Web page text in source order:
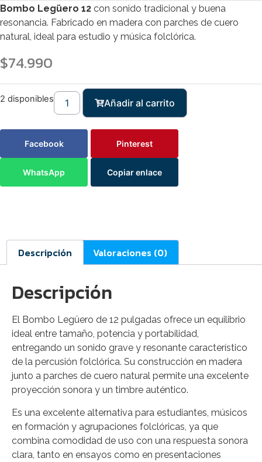
Bombo Legüero 12 con sonido tradicional y buena
resonancia. Fabricado en madera con parches de cuero
natural, ideal para estudio y música folclórica.
$74.990
2 disponibles Añadir al carrito
Facebook Pinterest
WhatsApp Copiar enlace
Descripción Valoraciones (0)
Descripción
El Bombo Legüero de 12 pulgadas ofrece un equilibrio
ideal entre tamaño, potencia y portabilidad,
entregando un sonido grave y resonante característico
de la percusión folclórica. Su construcción en madera
junto a parches de cuero natural permite una excelente
proyección sonora y un timbre auténtico.
Es una excelente alternativa para estudiantes, músicos
en formación y agrupaciones folclóricas, ya que
combina comodidad de uso con una respuesta sonora
clara, tanto en ensayos como en presentaciones